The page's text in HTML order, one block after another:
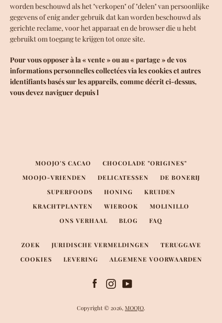
worden beschouwd als het "verkopen" of "delen" van persoonlijke
gegevens of enig ander gebruik dat kan worden beschouwd als
gerichte reclame, voor het apparaat en de browser die u hebt
gebruikt om toegang te krijgen tot onze site.
Pour vous opposer à la « vente » ou au « partage » de vos
informations personnelles collectées via les cookies et autres
identifiants basés sur les appareils, comme décrit ci-dessus,
vous devez naviguer depuis l
MOOJO'S CACAO
CHOCOLADE "ORIGINES"
MOOJO-VRIENDEN
DELICATESSEN
DE BONERIJ
SUPERFOODS
HONING
KRUIDEN
KRACHTPLANTEN
WIEROOK
MOLINILLO
ONS VERHAAL
BLOG FAQ
ZOEK JURIDISCHE VERMELDINGEN
TERUGGAVE
COOKIES
LEVERING ALGEMENE VOORWAARDEN
FacebookInstagram
Copyright © 2026, MOOJO.